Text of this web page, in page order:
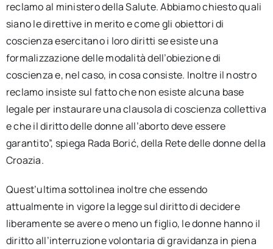
reclamo al ministero della Salute. Abbiamo chiesto quali
siano le direttive in merito e come gli obiettori di
coscienza esercitano i loro diritti se esiste una
formalizzazione delle modalità dell’obiezione di
coscienza e, nel caso, in cosa consiste. Inoltre il nostro
reclamo insiste sul fatto che non esiste alcuna base
legale per instaurare una clausola di coscienza collettiva
e che il diritto delle donne all’aborto deve essere
garantito”, spiega Rada Borić, della Rete delle donne della
Croazia.
Quest’ultima sottolinea inoltre che essendo
attualmente in vigore la legge sul diritto di decidere
liberamente se avere o meno un figlio, le donne hanno il
diritto all’interruzione volontaria di gravidanza in piena